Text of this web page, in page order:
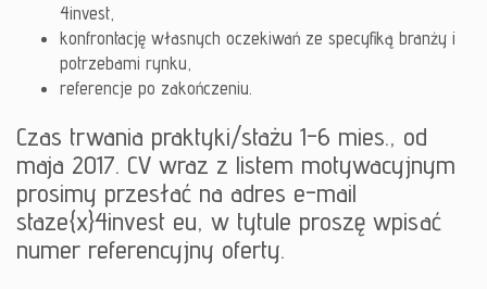
4invest,
konfrontację własnych oczekiwań ze specyfiką branży i
potrzebami rynku,
referencje po zakończeniu.
Czas trwania praktyki/stażu 1-6 mies., od
maja 2017. CV wraz z listem motywacyjnym
prosimy przesłać na adres e-mail
staze{x}4invest eu, w tytule proszę wpisać
numer referencyjny oferty.